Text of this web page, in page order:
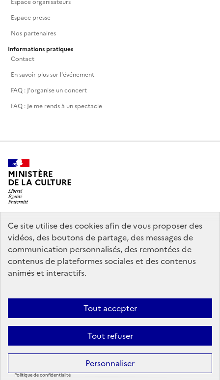
Ce site utilise des cookies afin de vous proposer des
vidéos, des boutons de partage, des messages de
communication personnalisés, des remontées de
contenus de plateformes sociales et des contenus
animés et interactifs.
Tout accepter
Tout refuser
Personnaliser
Politique de confidentialité
Espace organisateurs
Espace presse
Nos partenaires
Informations pratiques
Contact
En savoir plus sur l'événement
FAQ : J'organise un concert
FAQ : Je me rends à un spectacle
MINISTÈRE
DE LA CULTURE
legifrance.gouv.fr
info.gouv.fr
service-public.gouv.fr
data.gouv.fr
Accessibilité : partiellement conforme
Politique générale de
Mentions légales
témoins de connexion (cookies)
Crédits
Sauf mention contraire, tous les contenus de ce site sont sous